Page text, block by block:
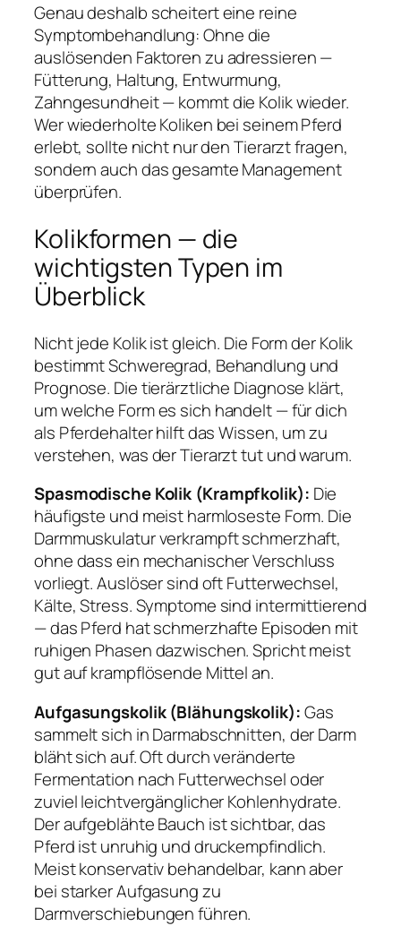
Genau deshalb scheitert eine reine
Symptombehandlung: Ohne die
auslösenden Faktoren zu adressieren —
Fütterung, Haltung, Entwurmung,
Zahngesundheit — kommt die Kolik wieder.
Wer wiederholte Koliken bei seinem Pferd
erlebt, sollte nicht nur den Tierarzt fragen,
sondern auch das gesamte Management
überprüfen.
Kolikformen — die
wichtigsten Typen im
Überblick
Nicht jede Kolik ist gleich. Die Form der Kolik
bestimmt Schweregrad, Behandlung und
Prognose. Die tierärztliche Diagnose klärt,
um welche Form es sich handelt — für dich
als Pferdehalter hilft das Wissen, um zu
verstehen, was der Tierarzt tut und warum.
Spasmodische Kolik (Krampfkolik): Die
häufigste und meist harmloseste Form. Die
Darmmuskulatur verkrampft schmerzhaft,
ohne dass ein mechanischer Verschluss
vorliegt. Auslöser sind oft Futterwechsel,
Kälte, Stress. Symptome sind intermittierend
— das Pferd hat schmerzhafte Episoden mit
ruhigen Phasen dazwischen. Spricht meist
gut auf krampflösende Mittel an.
Aufgasungskolik (Blähungskolik):Gas
sammelt sich in Darmabschnitten, der Darm
bläht sich auf. Oft durch veränderte
Fermentation nach Futterwechsel oder
zuviel leichtvergänglicher Kohlenhydrate.
Der aufgeblähte Bauch ist sichtbar, das
Pferd ist unruhig und druckempfindlich.
Meist konservativ behandelbar, kann aber
bei starker Aufgasung zu
Darmverschiebungen führen.